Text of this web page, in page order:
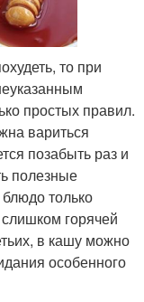
то при
простых правил.
вариться
позабыть раз и
полезные
только
слишком горячей
в кашу можно
особенного